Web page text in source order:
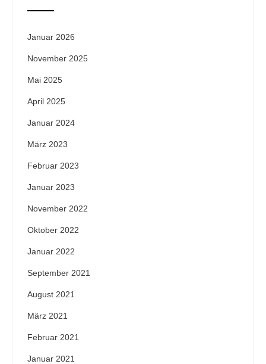
Januar 2026
November 2025
Mai 2025
April 2025
Januar 2024
März 2023
Februar 2023
Januar 2023
November 2022
Oktober 2022
Januar 2022
September 2021
August 2021
März 2021
Februar 2021
Januar 2021